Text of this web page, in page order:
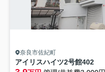
奈良市佐紀町
アイリスハイツ2号館402